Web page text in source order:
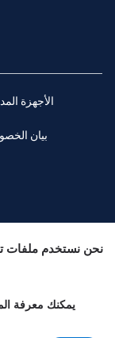
الأجهزة
بيان
نحن نستخدم ملفات
يمكنك معرفة